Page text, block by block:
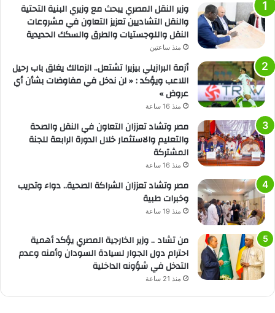
وزير النقل المصري يبحث مع وزيري البنية التحتية
والنقل التشاديين تعزيز التعاون في مشروعات
النقل واللوجستيات والطرق والسكك الحديدية
منذ ساعتين
أزمة البرازيلي بيزيرا تشتعل.. الزمالك يغلق باب رحيل
اللاعب ويؤكد : « لن ندخل في مفاوضات بشأن أي
عروض »
منذ 16 ساعة
مصر وتشاد تعززان التعاون في النقل والصحة
والتعليم والاستثمار خلال الدورة الرابعة للجنة
المشتركة
منذ 16 ساعة
مصر وتشاد تعززان الشراكة الصحية.. دواء وتدريب
وخبرات طبية
منذ 19 ساعة
من تشاد .. وزير الخارجية المصري يؤكد أهمية
احترام دول الجوار لسيادة السودان وأمنه وعدم
التدخل في شؤونه الداخلية
منذ 21 ساعة